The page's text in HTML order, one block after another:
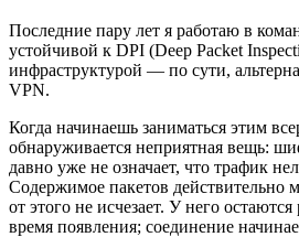
Последние пару лет я работаю в
устойчивой к DPI (Deep Packet
инфраструктурой — по сути,
VPN.
Когда начинаешь заниматься этим
обнаруживается неприятная вещь:
давно уже не означает, что трафик
Содержимое пакетов действительно
от этого не исчезает. У него
время появления; соединение